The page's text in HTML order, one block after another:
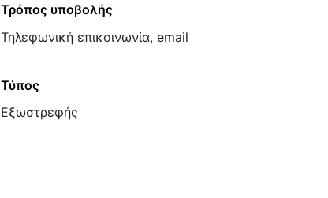
Τρόπος υποβολής
Τηλεφωνική επικοινωνία, email
Τύπος
Εξωστρεφής